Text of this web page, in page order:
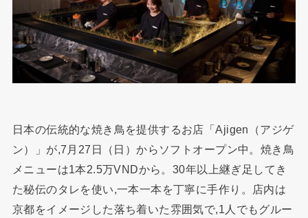
日本の伝統的な焼き鳥を提供するお店「Ajigen（アジゲ
ン）」が,7月27日（日）からソフトオープン中。焼き鳥
メニューは1本2.5万VNDから。30年以上継ぎ足してき
た秘伝のタレを使い,一本一本を丁寧に手作り。店内は
京都をイメージした落ち着いた雰囲気で,1人でもグルー